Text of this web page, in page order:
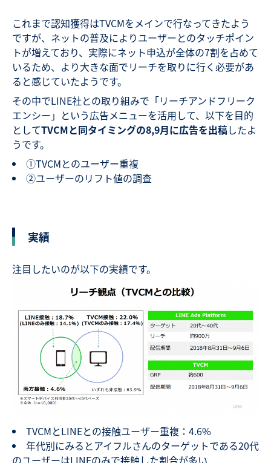
これまで認知獲得はTVCMをメインで行なってきたよう
ですが、ネットの普及によりユーザーとのタッチポイン
トが増えており、実際にネット申込が全体の7割を占めて
いるため、より大きな面でリーチを取りに行く必要があ
ると感じていたようです。
その中でLINE社との取り組みで「リーチアンドフリーク
エンシー」という広告メニューを活用して、以下を目的
としてTVCMと同タイミングの8,9月に広告を出稿したよ
うです。
①TVCMとのユーザー重複
②ユーザーのリフト値の調査
実績
注目したいのが以下の実績です。
TVCMとLINEとの接触ユーザー重複：4.6%
年代別にみるとアイフルさんのターゲットである20代
のユーザーはLINEのみで接触した割合が多い